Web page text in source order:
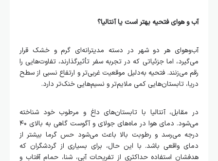
آب و هوای فتحیه بهتر است یا آنتالیا؟
آب‌وهوای هر دو شهر در دسته مدیترانه‌ای گرم و خشک قرار
می‌گیرد، اما جزئیاتی که در تجربه سفر تأثیرگذارند، تفاوت‌هایی را
رقم می‌زنند. فتحیه به‌دلیل موقعیت غربی‌تر و ارتفاع نسبی از سطح
دریا، تابستان‌هایی کمی ملایم‌تر و نسیم‌هایی خنک‌تر دارد.
در مقابل، آنتالیا با تابستان‌های داغ و مرطوب خود شناخته
می‌شود. دمای هوا در ماه‌های جولای و آگوست گاهی به بالای ۴۰
درجه می‌رسد و رطوبت بالا باعث می‌شود حس گرما بیشتر از
دمای واقعی باشد. با این حال، برای بسیاری از گردشگران که
هدفشان استفاده حداکثری از تفریحات آبی، شنا، حمام آفتاب و